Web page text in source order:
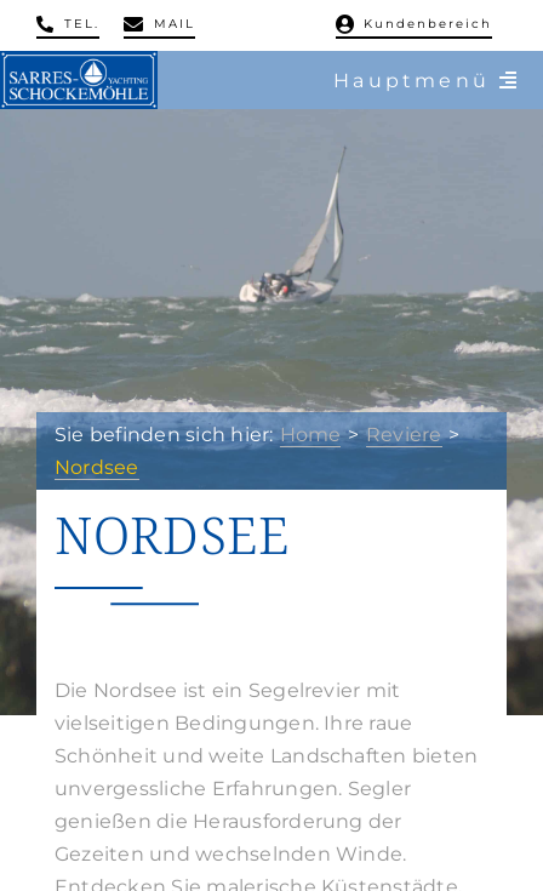
Skip
to
content
TEL. MAIL Kundenbereich
Hauptmenü
/ Regatten
/ Mitsegeln
/ Service & Training
nach:
Sie befinden sich hier: Home
Reviere
Nordsee
NORDSEE
Die Nordsee ist ein Segelrevier mit
vielseitigen Bedingungen. Ihre raue
Schönheit und weite Landschaften bieten
unvergessliche Erfahrungen. Segler
genießen die Herausforderung der
Gezeiten und wechselnden Winde.